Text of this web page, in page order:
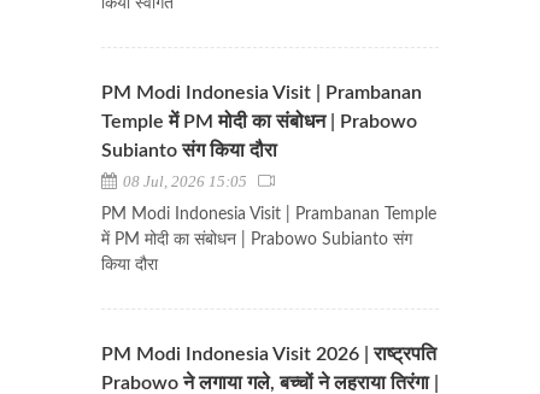
किया स्वागत
PM Modi Indonesia Visit | Prambanan
Temple में PM मोदी का संबोधन | Prabowo
Subianto संग किया दौरा
08 Jul, 2026 15:05
PM Modi Indonesia Visit | Prambanan Temple
में PM मोदी का संबोधन | Prabowo Subianto संग
किया दौरा
PM Modi Indonesia Visit 2026 | राष्ट्रपति
Prabowo ने लगाया गले, बच्चों ने लहराया तिरंगा |